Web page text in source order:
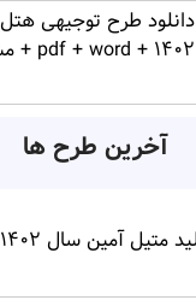
دانلود طرح توجیهی
1402 + pdf + word + مشاوره وام
آخرین طرح ها